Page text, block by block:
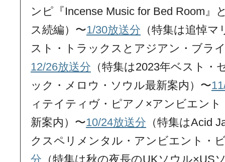
ンピ『Incense Music for Bed Room』
ス続編）〜1/30放送分 （特集は追悼
スト・トラックスとアジアン・ブラ
12/26放送分 （特集は2023年ベスト
ック・メロウ・ソウル最新案内）〜
ィテイティヴ・ピアノ×アンビエン
新案内）〜10/24放送分 （特集はAcid
クスペリメンタル・アンビエント・
分 （特集は秋の夜長のUKソウル×US